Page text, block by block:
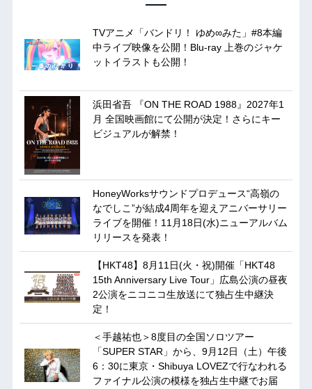
TVアニメ「バンドリ！ ゆめ∞みた」#8本編
中ライブ映像を公開！Blu-ray 上巻のジャケ
ットイラストも公開！
浜田省吾 『ON THE ROAD 1988』2027年1
月 全国映画館にて公開が決定！さらにキー
ビジュアルが解禁！
HoneyWorksサウンドプロデュース“高嶺の
なでしこ”が結成4周年を迎えアニバーサリー
ライブを開催！11月18日(水)ニューアルバム
リリースを発表！
【HKT48】8月11日(火・祝)開催「HKT48
15th Anniversary Live Tour」広島公演の昼夜
2公演をニコニコ生放送にて独占生中継決
定！
＜手越祐也＞8度目の全国ソロツアー
「SUPER STAR」から、9月12日（土）午後
6：30に東京・Shibuya LOVEZで行なわれる
ファイナル公演の模様を独占生中継でお届